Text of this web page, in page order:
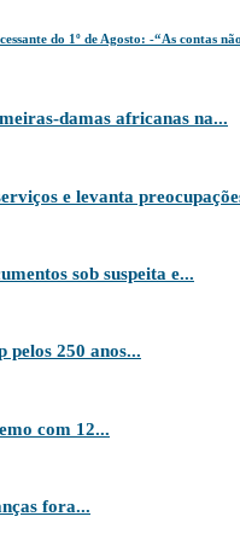
do 1º de Agosto: -“As contas
damas africanas na...
e levanta
sob suspeita e...
250 anos...
com 12...
fora...